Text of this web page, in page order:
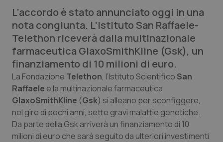
Lettere al direttore
Edizioni Regionali
QS Pro
Professionisti Sanitari.AI
Abruzzo
Basilicata
QS Pro Gold
Artrite & artrosi
QS Club Newsletter
L’accordo è stato annunciato oggi in una
nota congiunta. L’Istituto San Raffaele-
Telethon riceverà dalla multinazionale
farmaceutica GlaxoSmithKline (Gsk), un
finanziamento di 10 milioni di euro.
La Fondazione Telethon, l’Istituto Scientifico San
Raffaele e la multinazionale farmaceutica
GlaxoSmithKline (Gsk) si alleano per sconfiggere,
nel giro di pochi anni, sette gravi malattie genetiche.
Da parte della Gsk arriverà un finanziamento di 10
milioni di euro che sarà seguito da ulteriori investimenti